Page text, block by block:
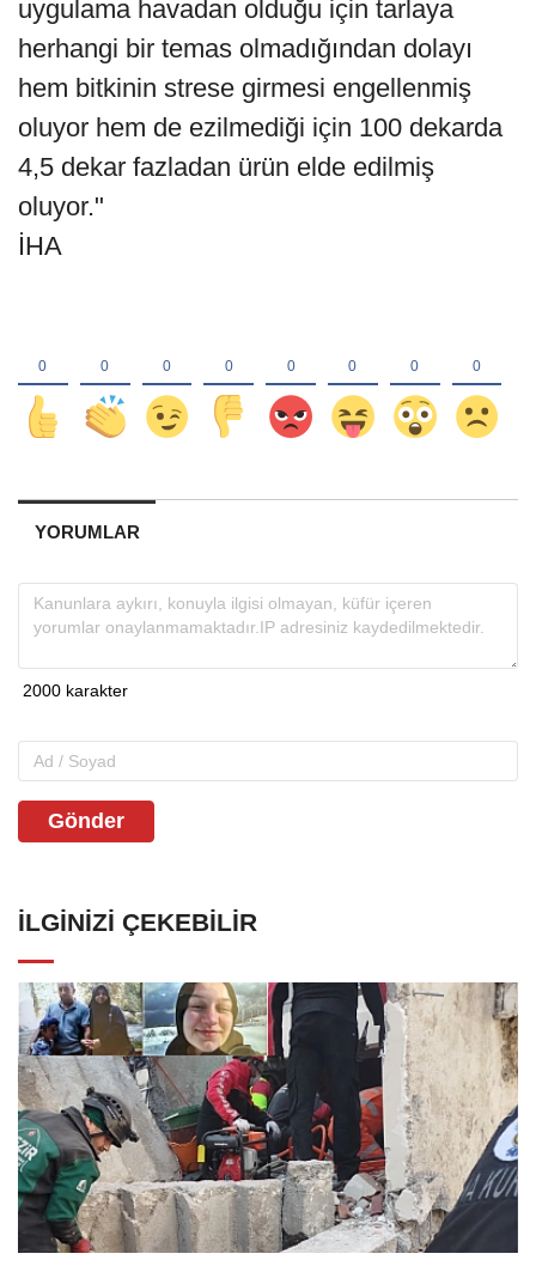
uygulama havadan olduğu için tarlaya
herhangi bir temas olmadığından dolayı
hem bitkinin strese girmesi engellenmiş
oluyor hem de ezilmediği için 100 dekarda
4,5 dekar fazladan ürün elde edilmiş
oluyor."
İHA
YORUMLAR
Gönder
İLGINIZI ÇEKEBILIR